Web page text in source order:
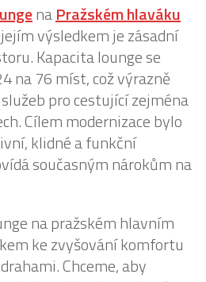
naPražském hlaváku
výsledkem je zásadní
Kapacita lounge se
na 76 míst, což výrazně
pro cestující zejména
Cílem modernizace bylo
klidné a funkční
současným nárokům na
na pražském hlavním
ke zvyšování komfortu
Chceme, aby